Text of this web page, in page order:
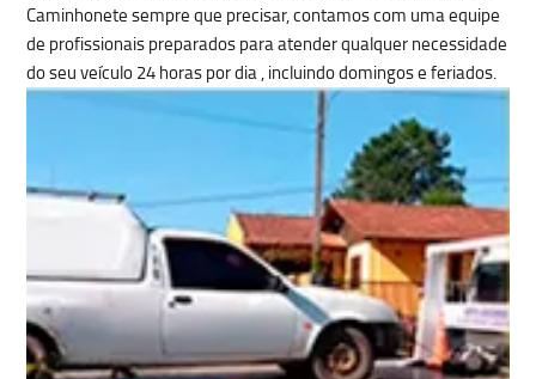
Caminhonete sempre que precisar, contamos com uma equipe
de profissionais preparados para atender qualquernecessidade
do seu veículo 24 horas por dia, incluindo domingos e feriados.